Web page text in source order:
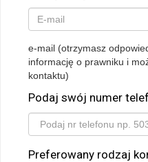
e-mail (otrzymasz
informację o prawniku i
kontaktu)
Podaj swój numer
Preferowany rodzaj